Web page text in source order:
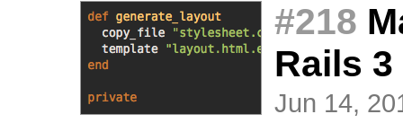
#218
Rails 3
Jun 14,